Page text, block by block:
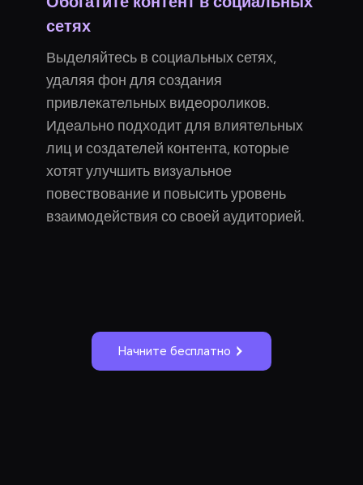
сетях
Выделяйтесь в социальных сетях,
удаляя фон для создания
привлекательных видеороликов.
Идеально подходит для влиятельных
лиц и создателей контента, которые
хотят улучшить визуальное
повествование и повысить уровень
взаимодействия со своей аудиторией.
Начните бесплатно